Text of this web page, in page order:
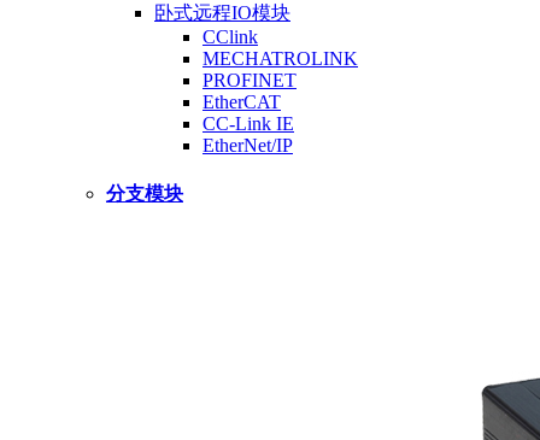
卧式远程IO模块
CClink
MECHATROLINK
PROFINET
EtherCAT
CC-Link IE
EtherNet/IP
分支模块